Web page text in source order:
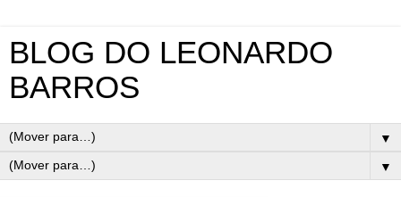
BLOG DO LEONARDO
BARROS
▼
▼